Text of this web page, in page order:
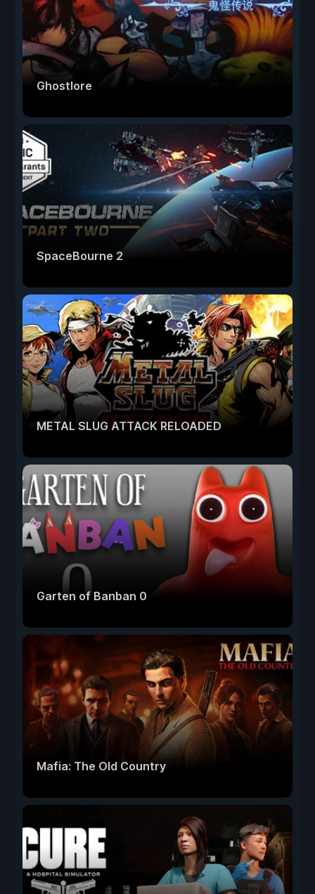
Ghostlore
SpaceBourne 2
METAL SLUG ATTACK RELOADED
Garten of Banban 0
Mafia: The Old Country